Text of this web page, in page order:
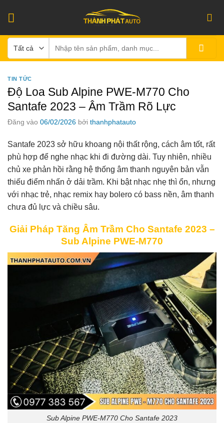
kiếm:
TIN TỨC
Độ Loa Sub Alpine PWE-M770 Cho
Santafe 2023 – Âm Trầm Rõ Lực
Đăng vào 06/02/2026 bởi thanhphatauto
Santafe 2023 sở hữu khoang nội thất rộng, cách âm tốt, rất
phù hợp để nghe nhạc khi đi đường dài. Tuy nhiên, nhiều
chủ xe phản hồi rằng hệ thống âm thanh nguyên bản vẫn
thiếu điểm nhấn ở dải trầm. Khi bật nhạc nhẹ thì ổn, nhưng
với nhạc trẻ, nhạc remix hay bolero có bass nền, âm thanh
chưa đủ lực và chiều sâu.
Giải Pháp Tăng Âm Trầm Cho Santafe 2023 –
Sub Alpine PWE-M770
Sub Alpine PWE-M770 Cho Santafe 2023